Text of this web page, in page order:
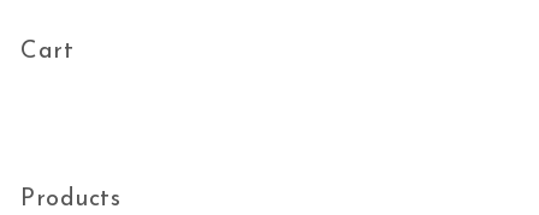
Cart
Products